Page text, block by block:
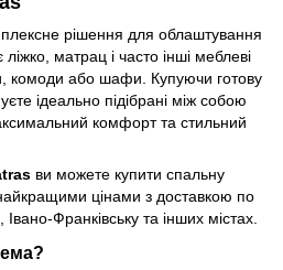
рішення для облаштування
матрац і часто інші меблеві
комоди або шафи. Купуючи готову
ідеально підібрані між собою
комфорт та стильний
ви можете купити спальну
цінами з доставкою по
Івано-Франківську та інших містах.